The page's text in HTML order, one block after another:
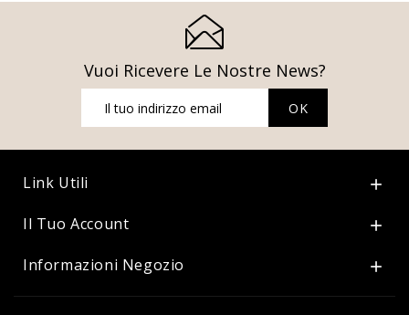
Vuoi Ricevere Le Nostre News?
Link Utili 
Il Tuo Account 
Informazioni Negozio 